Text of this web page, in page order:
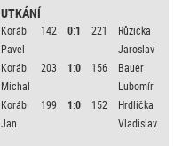
UTKÁNÍ
Koráb
Pavel
142 0:1 221
Růžička
Jaroslav
Koráb
Michal
203 1:0 156
Bauer
Lubomír
Koráb
Jan
199 1:0 152
Hrdlička
Vladislav